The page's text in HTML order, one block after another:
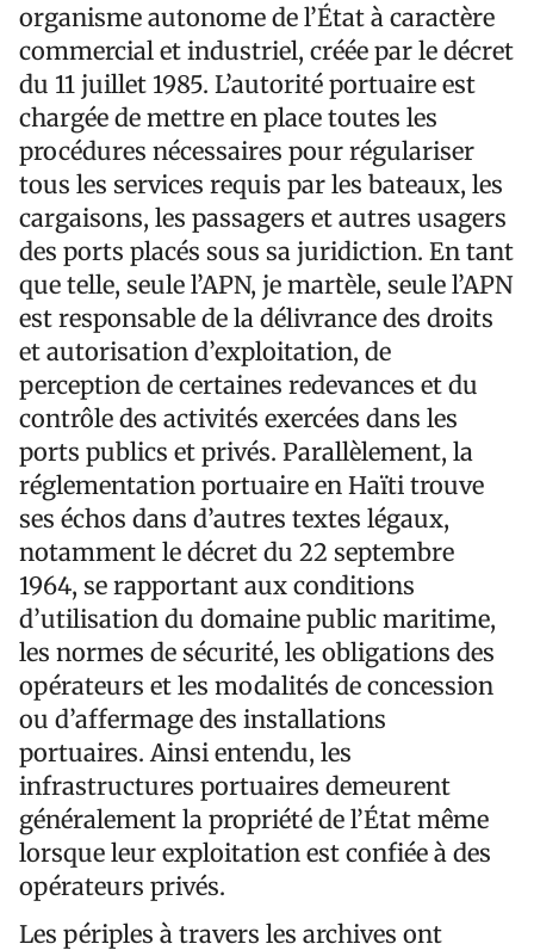
organisme autonome de l’État à caractère
commercial et industriel, créée par le décret
du 11 juillet 1985. L’autorité portuaire est
chargée de mettre en place toutes les
procédures nécessaires pour régulariser
tous les services requis par les bateaux, les
cargaisons, les passagers et autres usagers
des ports placés sous sa juridiction. En tant
que telle, seule l’APN, je martèle, seule l’APN
est responsable de la délivrance des droits
et autorisation d’exploitation, de
perception de certaines redevances et du
contrôle des activités exercées dans les
ports publics et privés. Parallèlement, la
réglementation portuaire en Haïti trouve
ses échos dans d’autres textes légaux,
notamment le décret du 22 septembre
1964, se rapportant aux conditions
d’utilisation du domaine public maritime,
les normes de sécurité, les obligations des
opérateurs et les modalités de concession
ou d’affermage des installations
portuaires. Ainsi entendu, les
infrastructures portuaires demeurent
généralement la propriété de l’État même
lorsque leur exploitation est confiée à des
opérateurs privés.
Les périples à travers les archives ont